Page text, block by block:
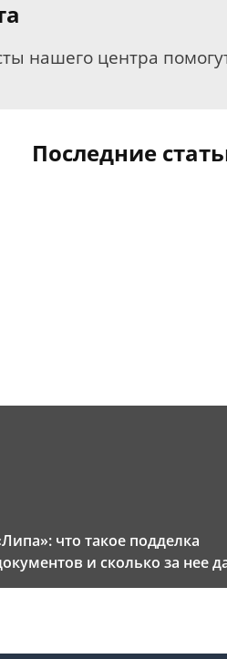
нашего центра
Последние
что такое подделка
и сколько за нее